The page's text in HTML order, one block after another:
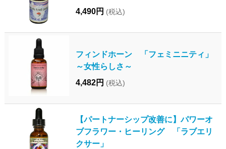
4,490円 (税込)
フィンドホーン 「フェミニニティ」
～女性らしさ～
4,482円 (税込)
【パートナーシップ改善に】パワーオ
ブフラワー・ヒーリング 「ラブエリ
クサー」